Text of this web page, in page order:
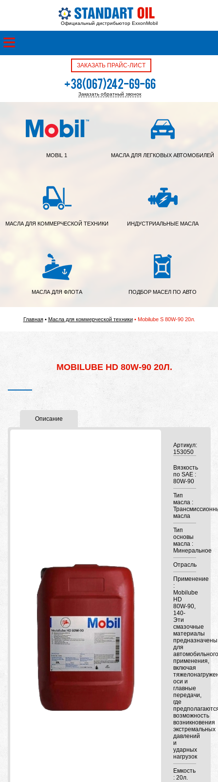
Официальный дистрибьютор ExxonMobil
ЗАКАЗАТЬ ПРАЙС-ЛИСТ
+38(067)242-69-66
+38(050)342-39-05
Заказать обратный звонок
MOBIL 1 МАСЛА ДЛЯ ЛЕГКОВЫХ АВТОМОБИЛЕЙ
МАСЛА ДЛЯ КОММЕРЧЕСКОЙ ТЕХНИКИ ИНДУСТРИАЛЬНЫЕ МАСЛА
МАСЛА ДЛЯ ФЛОТА ПОДБОР МАСЕЛ ПО АВТО
Главная Масла для коммерческой техники Mobilube S 80W-90 20л.
MOBILUBE HD 80W-90 20Л.
Описание
Артикул:
153050
Вязкость
по SAE :
80W-90
Тип
масла :
масла
Тип
основы
масла :
Минеральное
Отрасль
Применение
:
Mobilube
HD
80W-90,
140-
Эти
смазочные
материалы
предназначены
для
автомобильного
применения,
включая
оси и
главные
передачи,
где
возможность
возникновения
экстремальных
давлений
и
ударных
нагрузок
Емкость
: 20л.